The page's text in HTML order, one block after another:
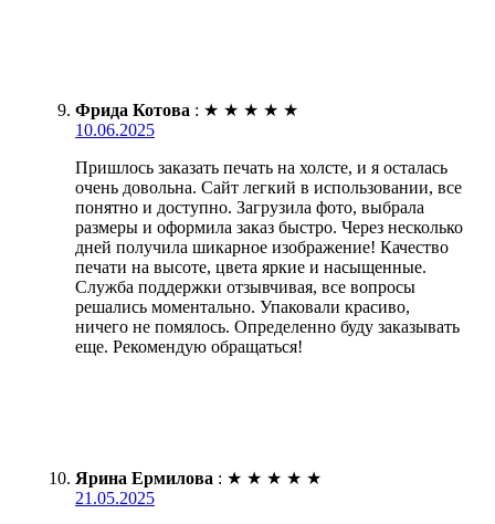
Фрида Котова : ★ ★ ★ ★ ★
10.06.2025
Пришлось заказать печать на холсте, и я осталась
очень довольна. Сайт легкий в использовании, все
понятно и доступно. Загрузила фото, выбрала
размеры и оформила заказ быстро. Через несколько
дней получила шикарное изображение! Качество
печати на высоте, цвета яркие и насыщенные.
Служба поддержки отзывчивая, все вопросы
решались моментально. Упаковали красиво,
ничего не помялось. Определенно буду заказывать
еще. Рекомендую обращаться!
Ярина Ермилова : ★ ★ ★ ★ ★
21.05.2025